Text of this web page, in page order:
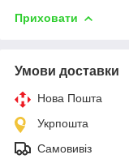
Приховати
Умови доставки
Нова Пошта
Укрпошта
Самовивіз